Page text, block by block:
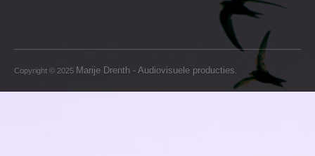
Copyright © 2025 Marije Drenth - Audiovisuele producties